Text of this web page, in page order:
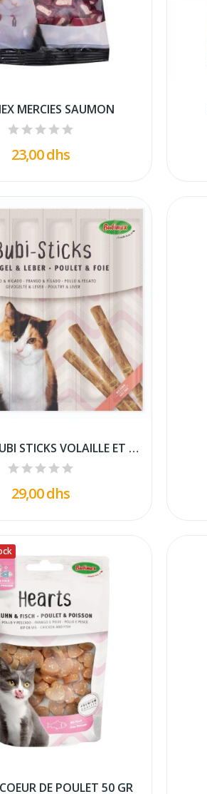
MERCIES SAUMON
23,00 dhs
BUBIMEX BUBI STICKS VOLAILLE ET FOIE 30g
29,00 dhs
DE POULET 50 GR